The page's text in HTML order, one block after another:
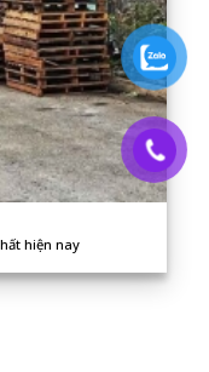
hiện nay